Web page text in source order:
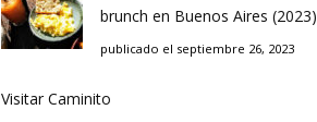
brunch en Buenos Aires (2023)
publicado el septiembre 26, 2023
Visitar Caminito